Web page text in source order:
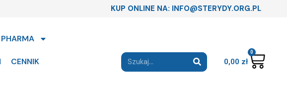
KUP ONLINE NA: INFO@STERYDY.ORG.PL
CENNIK 0,00 zł
0